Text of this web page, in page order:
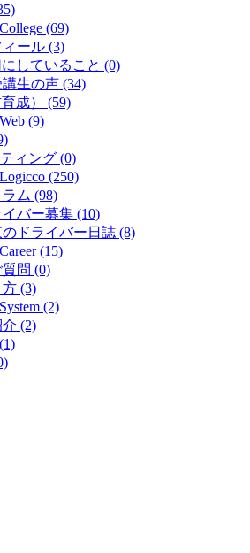
(69)
ール (3)
していること (0)
生の声 (34)
成） (59)
(9)
ィング (0)
(250)
ム (98)
バー募集 (10)
ドライバー日誌 (8)
(15)
問 (0)
(3)
(2)
(2)